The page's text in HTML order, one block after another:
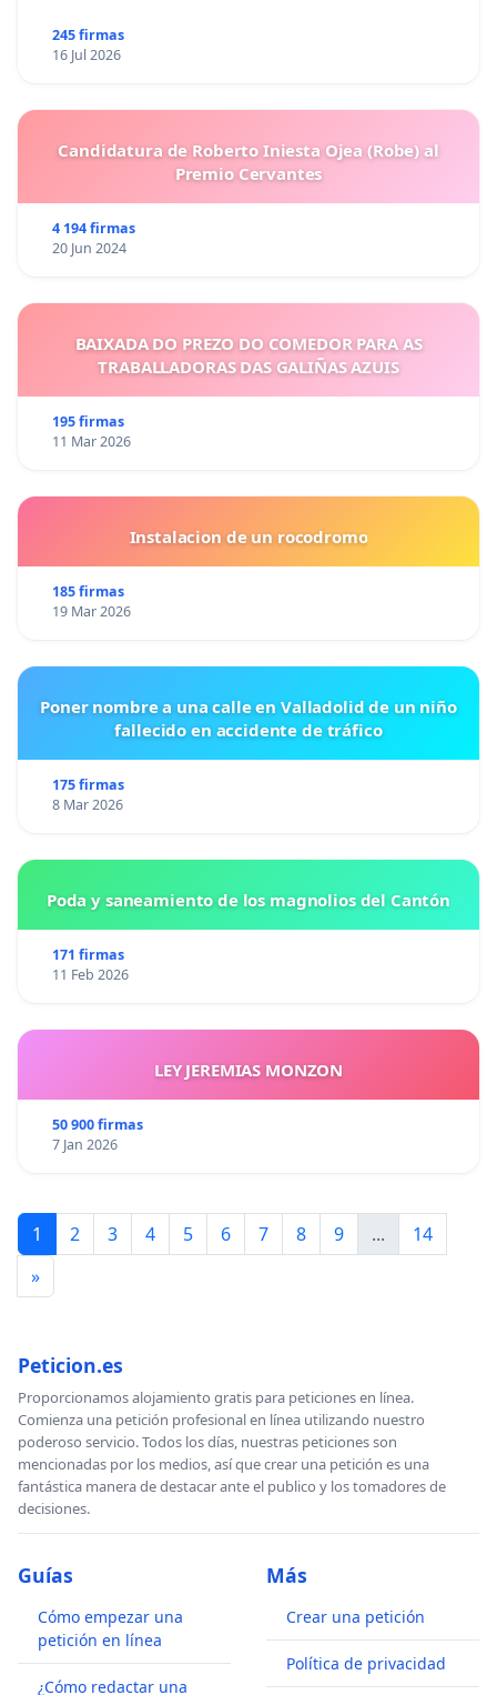
245 firmas
16 Jul 2026
Candidatura de Roberto Iniesta Ojea (Robe) al
Premio Cervantes
4 194 firmas
20 Jun 2024
BAIXADA DO PREZO DO COMEDOR PARA AS
TRABALLADORAS DAS GALIÑAS AZUIS
195 firmas
11 Mar 2026
Instalacion de un rocodromo
185 firmas
19 Mar 2026
Poner nombre a una calle en Valladolid de un niño
fallecido en accidente de tráfico
175 firmas
8 Mar 2026
Poda y saneamiento de los magnolios del Cantón
171 firmas
11 Feb 2026
LEY JEREMIAS MONZON
50 900 firmas
7 Jan 2026
1 2 3 4 5 6 7 8 9 ...
14
»
Peticion.es
Proporcionamos alojamiento gratis para peticiones en línea.
Comienza una petición profesional en línea utilizando nuestro
poderoso servicio. Todos los días, nuestras peticiones son
mencionadas por los medios, así que crear una petición es una
fantástica manera de destacar ante el publico y los tomadores de
decisiones.
Guías
Cómo empezar una
petición en línea
¿Cómo redactar una
Más
Crear una petición
Política de privacidad